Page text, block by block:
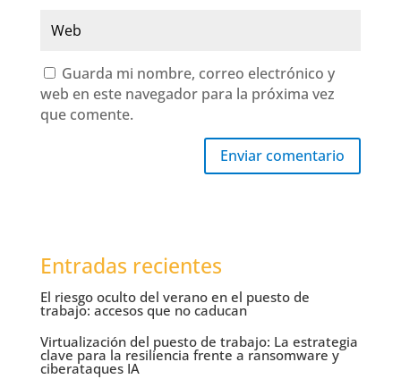
Guarda mi nombre, correo electrónico y
web en este navegador para la próxima vez
que comente.
Enviar comentario
Entradas recientes
El riesgo oculto del verano en el puesto de
trabajo: accesos que no caducan
Virtualización del puesto de trabajo: La estrategia
clave para la resiliencia frente a ransomware y
ciberataques IA